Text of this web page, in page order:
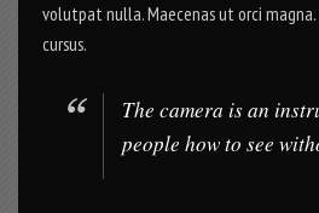
volutpat nulla. Maecenas ut orci
cursus.
The camera is an
people how to see